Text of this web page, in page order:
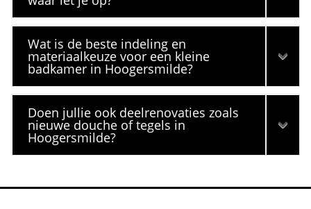
Wat is de beste indeling en
materiaalkeuze voor een kleine
badkamer in Hoogersmilde?
Doen jullie ook deelrenovaties zoals
nieuwe douche of tegels in
Hoogersmilde?